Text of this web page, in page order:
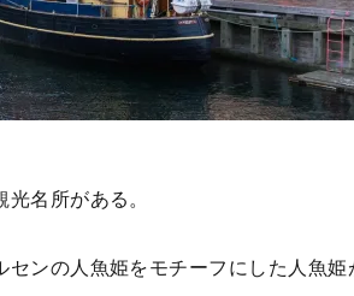
名所がある。
ンの人魚姫をモチーフにした人魚姫